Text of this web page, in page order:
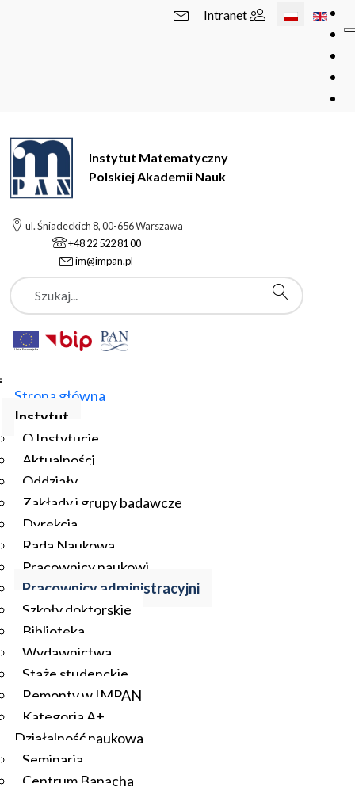
Wybierz swój
Intranet
Instytut Matematyczny
Polskiej Akademii Nauk
ul. Śniadeckich 8, 00-656 Warszawa
+48 22 522 81 00
im@impan.pl
Szukaj
Strona główna
Instytut
O Instytucie
Aktualności
Oddziały
Zakłady i grupy badawcze
Dyrekcja
Rada Naukowa
Pracownicy naukowi
Pracownicy administracyjni
Szkoły doktorskie
Biblioteka
Wydawnictwa
Staże studenckie
Remonty w IMPAN
Kategoria A+
Działalność naukowa
Seminaria
Centrum Banacha